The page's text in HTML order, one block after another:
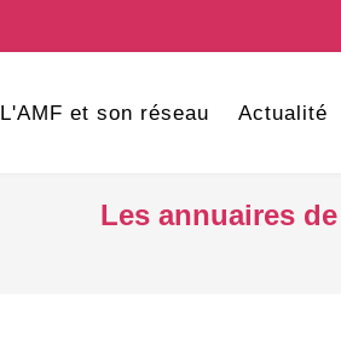
L'AMF et son réseau Actualité
Les annuaires